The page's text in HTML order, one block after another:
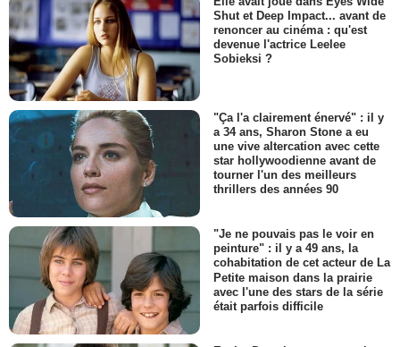
Shut et Deep Impact... avant de
renoncer au cinéma : qu'est
devenue l'actrice Leelee
Sobieksi ?
"Ça l'a clairement énervé" : il y
a 34 ans, Sharon Stone a eu
une vive altercation avec cette
star hollywoodienne avant de
tourner l'un des meilleurs
thrillers des années 90
"Je ne pouvais pas le voir en
peinture" : il y a 49 ans, la
cohabitation de cet acteur de La
Petite maison dans la prairie
avec l'une des stars de la série
était parfois difficile